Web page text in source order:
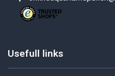
Usefull links